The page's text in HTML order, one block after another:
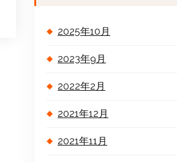
2025年10月
2023年9月
2022年2月
2021年12月
2021年11月